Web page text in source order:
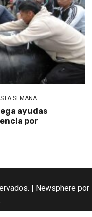
SEMANA
ayudas
por
| Newsphere por